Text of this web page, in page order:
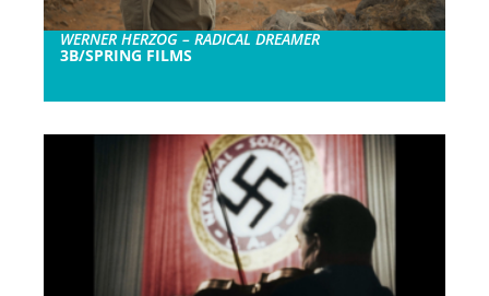
WERNER HERZOG – RADICAL DREAMER
3B/SPRING FILMS